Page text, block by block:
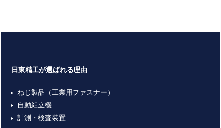
日東精工が選ばれる理由
ねじ製品（工業用ファスナー）
自動組立機
計測・検査装置